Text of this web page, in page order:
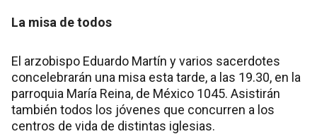
La misa de todos
El arzobispo Eduardo Martín y varios sacerdotes
concelebrarán una misa esta tarde, a las 19.30, en la
parroquia María Reina, de México 1045. Asistirán
también todos los jóvenes que concurren a los
centros de vida de distintas iglesias.